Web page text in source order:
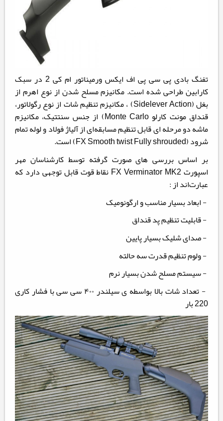
تفنگ بادی پی سی پی اف ایکس ورمیناتور ام کی 2 در سبک
کارابین طراحی شده است. مکانیزم مسلح شدن از نوع اهرم از
بغل (Sidelever Action) ، مکانیزم تنظیم شات از نوع رگولاتور،
قنداق مونت کارلو Monte Carlo) از جنس سنتتیک، مکانیزم
ماشه دو مرحله ای قابل تنظیم مسابقه‌ای از آلیاژ فولاد و لوله تمام
شرود (FX Smooth twist Fully shrouded) است.
بر اساس بررسی های صورت گرفته توسط کارشناسان مهر
اسپورت FX Verminator MK2 نقاط قوت قابل توجهی دارد که
عبارت‌اند از :
- ابعاد بسیار مناسب و ارگونومیک
- قابلیت تنظیم پد قنداق
- صدای شلیک بسیار پایین
- ولوم تنظیم قدرت سه حالته
- سیستم مسلح شدن بسیار نرم
- تعداد شات بالا بواسطه ی سیلندر ۴۰۰ سی سی با فشار کاری
220 بار